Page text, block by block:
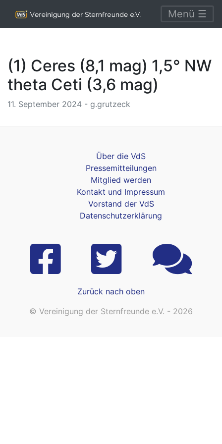
Menü ☰
(1) Ceres (8,1 mag) 1,5° NW
theta Ceti (3,6 mag)
11. September 2024 - g.grutzeck
Über die VdS
Pressemitteilungen
Mitglied werden
Kontakt und Impressum
Vorstand der VdS
Datenschutzerklärung
Zurück nach oben
© Vereinigung der Sternfreunde e.V. - 2026